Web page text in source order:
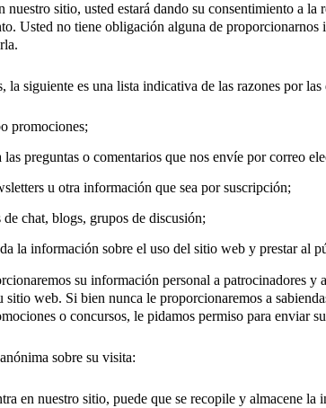
nuestro sitio, usted estará dando su consentimiento a
Usted no tiene obligación alguna de
la siguiente es una lista indicativa de las razones por
promociones;
las preguntas o comentarios que nos envíe por correo
u otra información que sea por suscripción;
chat, blogs, grupos de discusión;
la información sobre el uso del sitio web y prestar al
su información personal a patrocinadores y
sitio web. Si bien nunca le proporcionaremos a
o concursos, le pidamos permiso para enviar
sobre su visita:
en nuestro sitio, puede que se recopile y almacene